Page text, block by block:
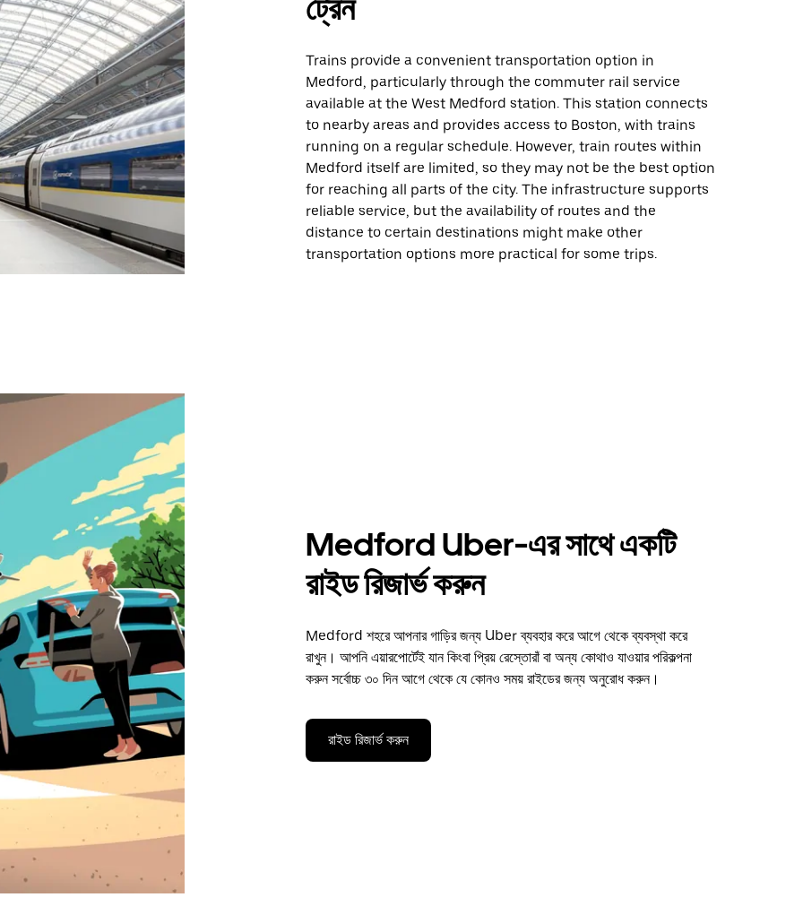
ট্রেন
Trains provide a convenient transportation option in
Medford, particularly through the commuter rail service
available at the West Medford station. This station connects
to nearby areas and provides access to Boston, with trains
running on a regular schedule. However, train routes within
Medford itself are limited, so they may not be the best option
for reaching all parts of the city. The infrastructure supports
reliable service, but the availability of routes and the
distance to certain destinations might make other
transportation options more practical for some trips.
Medford Uber-এর সাথে একটি
রাইড রিজার্ভ করুন
Medford শহরে আপনার গাড়ির জন্য Uber ব্যবহার করে আগে থেকে ব্যবস্থা করে
রাখুন। আপনি এয়ারপোর্টেই যান কিংবা প্রিয় রেস্তোরাঁ বা অন্য কোথাও যাওয়ার পরিকল্পনা
করুন সর্বোচ্চ ৩০ দিন আগে থেকে যে কোনও সময় রাইডের জন্য অনুরোধ করুন।
রাইড রিজার্ভ করুন